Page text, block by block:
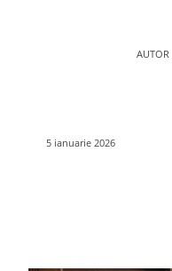
AUTOR
5 ianuarie 2026